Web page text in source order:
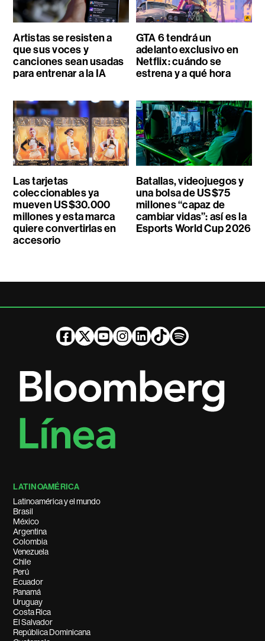
Artistas se resisten a
que sus voces y
canciones sean usadas
para entrenar a la IA
GTA 6 tendrá un
adelanto exclusivo en
Netflix: cuándo se
estrena y a qué hora
Las tarjetas
coleccionables ya
mueven US$30.000
millones y esta marca
quiere convertirlas en
accesorio
Batallas, videojuegos y
una bolsa de US$75
millones “capaz de
cambiar vidas”: así es la
Esports World Cup 2026
LATINOAMÉRICA
Latinoamérica y el mundo
Brasil
México
Argentina
Colombia
Venezuela
Chile
Perú
Ecuador
Panamá
Uruguay
Costa Rica
El Salvador
República Dominicana